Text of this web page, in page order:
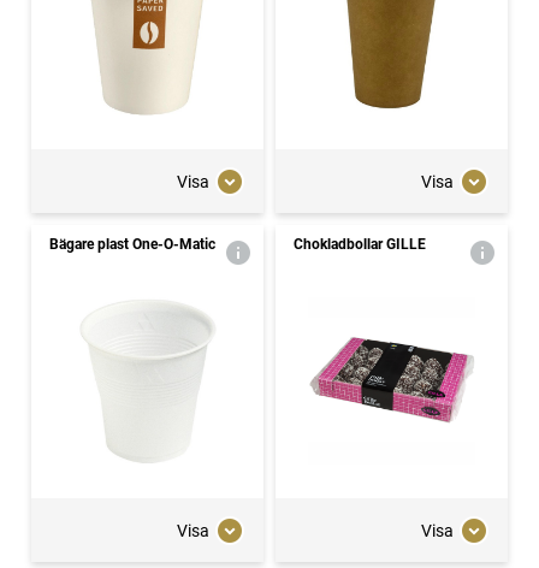
Visa Visa
Bägare plast One-O-Matic
Visa
Chokladbollar GILLE
Visa